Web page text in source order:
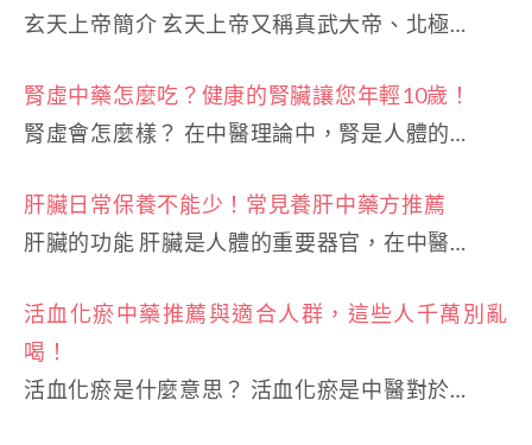
玄天上帝簡介 玄天上帝又稱真武大帝、北極…
腎虛中藥怎麼吃？健康的腎臟讓您年輕10歲！
腎虛會怎麼樣？ 在中醫理論中，腎是人體的…
肝臟日常保養不能少！常見養肝中藥方推薦
肝臟的功能 肝臟是人體的重要器官，在中醫…
活血化瘀中藥推薦與適合人群，這些人千萬別亂
喝！
活血化瘀是什麼意思？ 活血化瘀是中醫對於…